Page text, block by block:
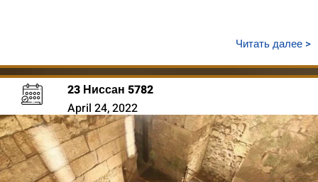
Читать далее >
23 Ниссан 5782
April 24, 2022